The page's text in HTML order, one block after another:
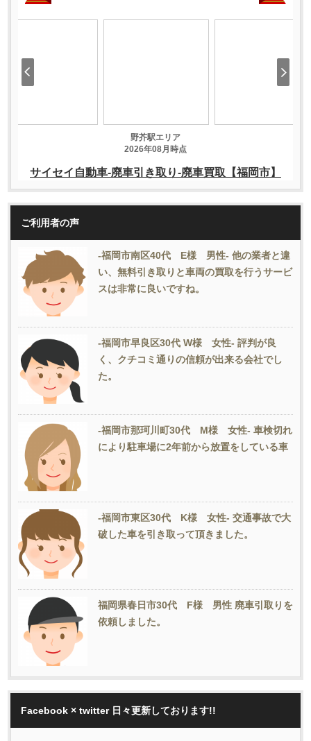
ご利用者の声
-福岡市南区40代 E様 男性- 他の業者と違
い、無料引き取りと車両の買取を行うサービ
スは非常に良いですね。
-福岡市早良区30代 W様 女性- 評判が良
く、クチコミ通りの信頼が出来る会社でし
た。
-福岡市那珂川町30代 M様 女性- 車検切れ
により駐車場に2年前から放置をしている車
-福岡市東区30代 K様 女性- 交通事故で大
破した車を引き取って頂きました。
福岡県春日市30代 F様 男性 廃車引取りを
依頼しました。
Facebook × twitter 日々更新しております!!